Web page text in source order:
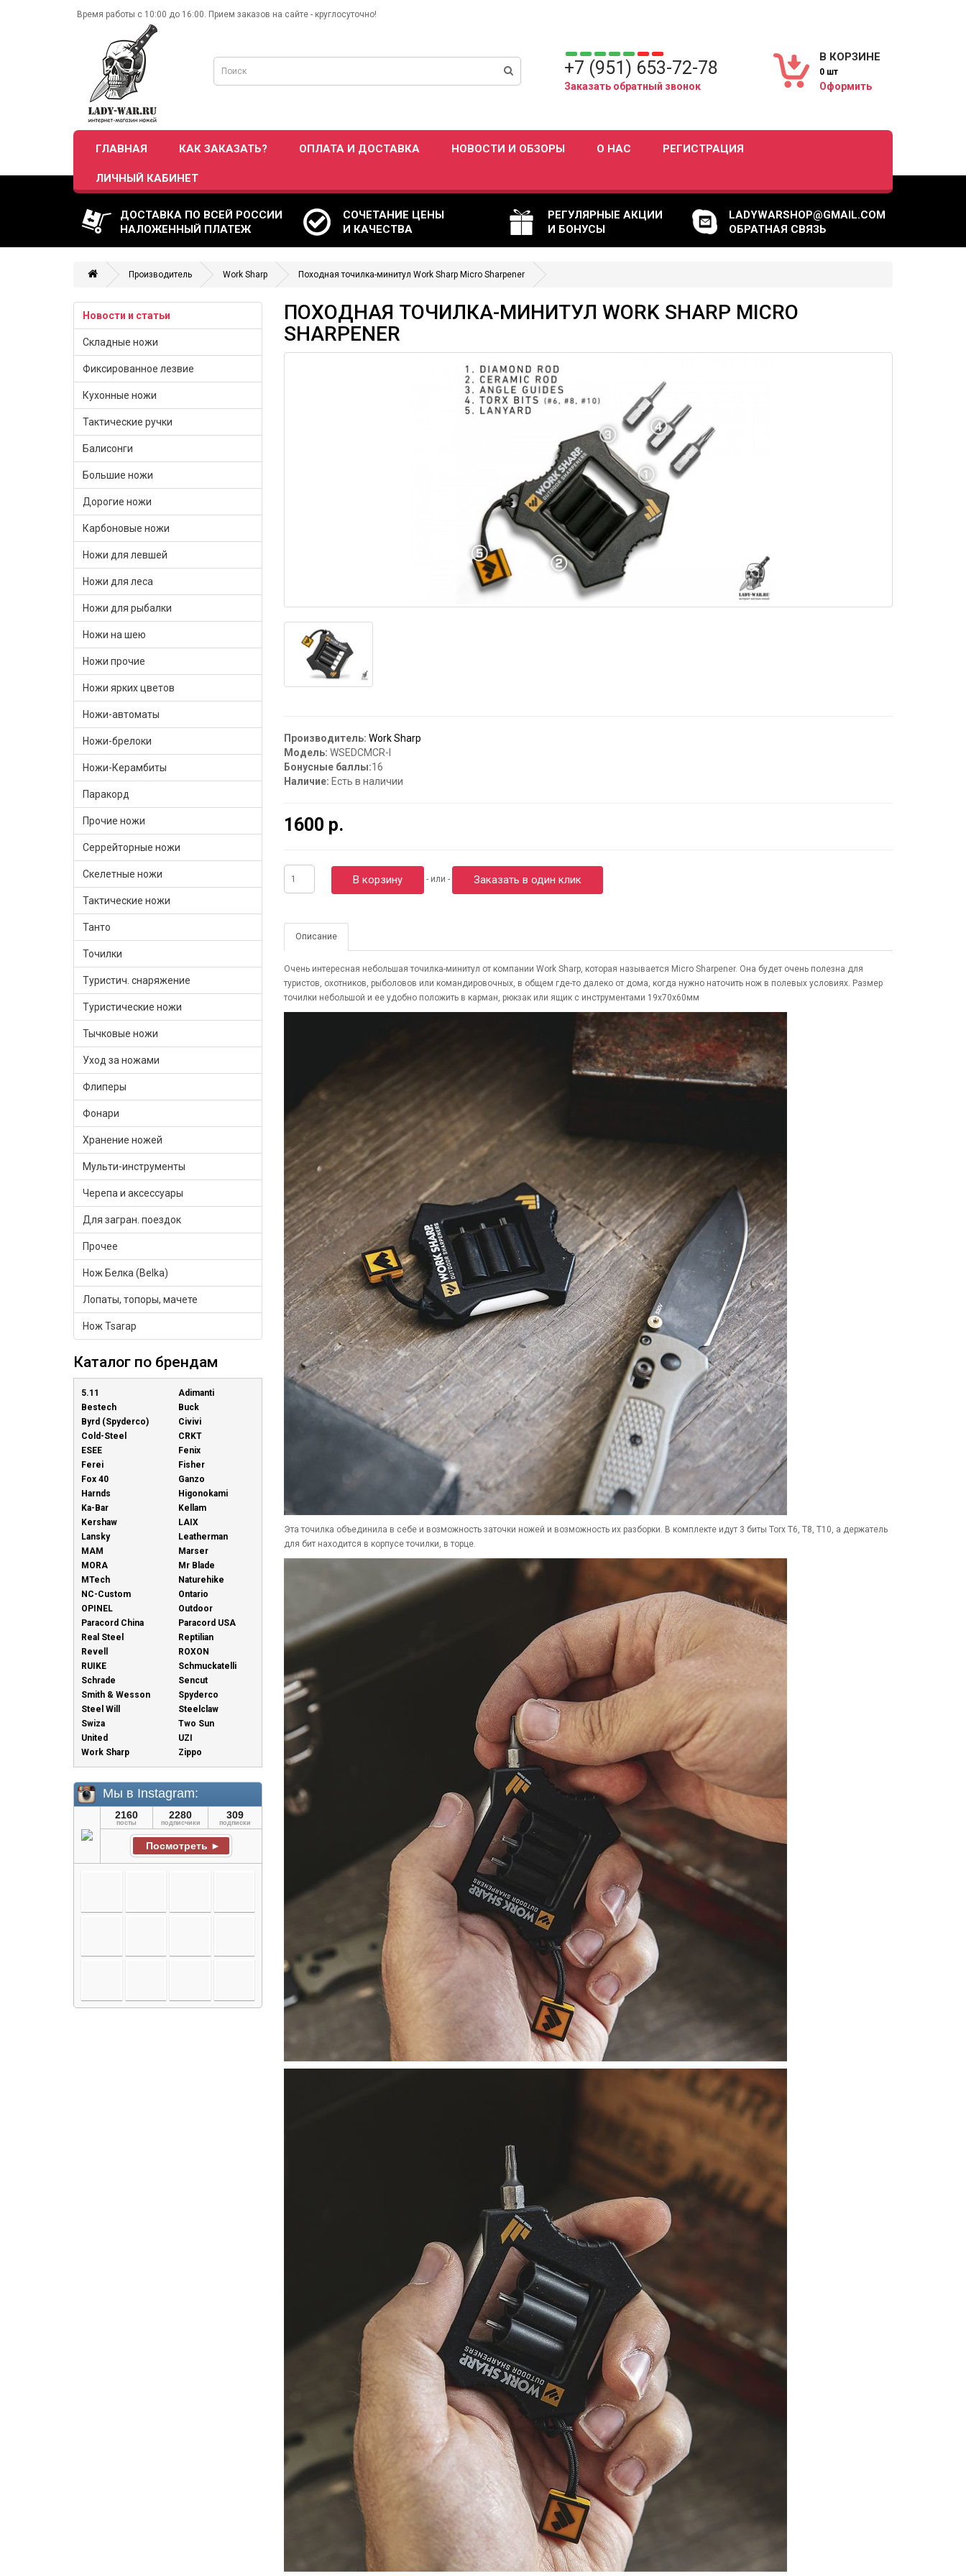
Время работы с 10:00 до 16:00. Прием заказов на сайте - круглосуточно!
+7 (951) 653-72-78
Заказать обратный звонок
В КОРЗИНЕ
0 шт
Оформить
ГЛАВНАЯ КАК ЗАКАЗАТЬ? ОПЛАТА И ДОСТАВКА НОВОСТИ И ОБЗОРЫ О НАС РЕГИСТРАЦИЯ
ЛИЧНЫЙ КАБИНЕТ
ДОСТАВКА ПО ВСЕЙ РОССИИ
НАЛОЖЕННЫЙ ПЛАТЕЖ
СОЧЕТАНИЕ ЦЕНЫ
И КАЧЕСТВА
РЕГУЛЯРНЫЕ АКЦИИ
И БОНУСЫ
LADYWARSHOP@GMAIL.COM
ОБРАТНАЯ СВЯЗЬ
Производитель Work Sharp Походная точилка-минитул Work Sharp Micro Sharpener
Новости и статьи
Складные ножи
Фиксированное лезвие
Кухонные ножи
Тактические ручки
Балисонги
Большие ножи
Дорогие ножи
Карбоновые ножи
Ножи для левшей
Ножи для леса
Ножи для рыбалки
Ножи на шею
Ножи прочие
Ножи ярких цветов
Ножи-автоматы
Ножи-брелоки
Ножи-Керамбиты
Паракорд
Прочие ножи
Серрейторные ножи
Скелетные ножи
Тактические ножи
Танто
Точилки
Туристич. снаряжение
Туристические ножи
Тычковые ножи
Уход за ножами
Флиперы
Фонари
Хранение ножей
Мульти-инструменты
Черепа и аксессуары
Для загран. поездок
Прочее
Нож Белка (Belka)
Лопаты, топоры, мачете
Нож Tsarap
Каталог по брендам
5.11
Adimanti
Bestech
Buck
Byrd (Spyderco)
Civivi
Cold-Steel
CRKT
ESEE
Fenix
Ferei
Fisher
Fox 40
Ganzo
Harnds
Higonokami
Ka-Bar
Kellam
Kershaw
LAIX
Lansky
Leatherman
MAM
Marser
MORA
Mr Blade
MTech
Naturehike
NC-Custom
Ontario
OPINEL
Outdoor
Paracord China
Paracord USA
Real Steel
Reptilian
Revell
ROXON
RUIKE
Schmuckatelli
Schrade
Sencut
Smith & Wesson
Spyderco
Steel Will
Steelclaw
Swiza
Two Sun
United
UZI
Work Sharp
Zippo
ПОХОДНАЯ ТОЧИЛКА-МИНИТУЛ WORK SHARP MICRO
SHARPENER
Производитель: Work Sharp
Модель: WSEDCMCR-I
Бонусные баллы:16
Наличие: Есть в наличии
1600 р.
В корзину - или - Заказать в один клик
Описание
Очень интересная небольшая точилка-минитул от компании Work Sharp, которая называется Micro Sharpener. Она будет очень полезна для
туристов, охотников, рыболовов или командировочных, в общем где-то далеко от дома, когда нужно наточить нож в полевых условиях. Размер
точилки небольшой и ее удобно положить в карман, рюкзак или ящик с инструментами 19х70х60мм
Эта точилка объединила в себе и возможность заточки ножей и возможность их разборки. В комплекте идут 3 биты Torx Т6, Т8, Т10, а держатель
для бит находится в корпусе точилки, в торце.